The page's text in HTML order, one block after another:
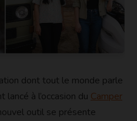
dont tout le monde parle
à l’occasion du Camper
outil se présente